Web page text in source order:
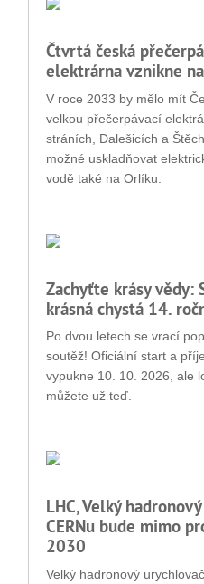
Čtvrtá česká
elektrárna vznikne
V roce 2033 by mělo mít
velkou přečerpávací
stráních, Dalešicích a
možné uskladňovat
vodě také na Orlíku.
Zachyťte krásy vědy:
krásná chystá 14.
Po dvou letech se vrací
soutěž! Oficiální start a
vypukne 10. 10. 2026, ale
můžete už teď.
LHC, Velký
CERNu bude mimo
2030
Velký hadronový